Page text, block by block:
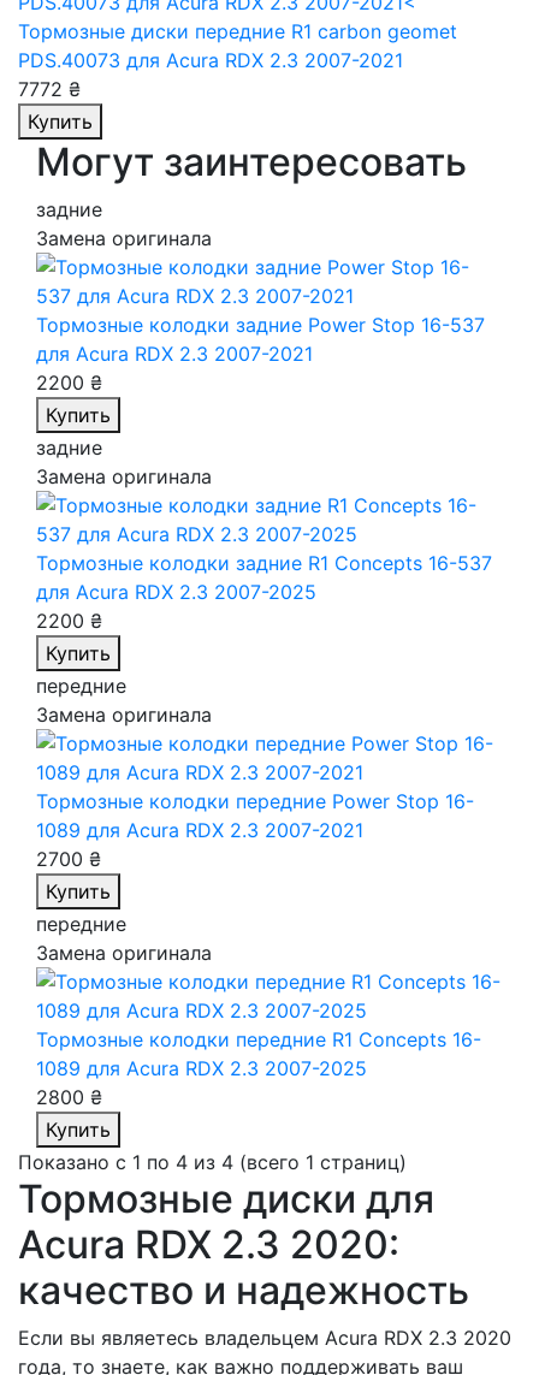
Тормозные диски передние R1 carbon geomet
PDS.40073 для Acura RDX 2.3 2007-2021
7772 ₴
Купить
Могут заинтересовать
задние
Замена оригинала
Тормозные колодки задние Power Stop 16-537
для Acura RDX 2.3 2007-2021
2200 ₴
Купить
задние
Замена оригинала
Тормозные колодки задние R1 Concepts 16-537
для Acura RDX 2.3 2007-2025
2200 ₴
Купить
передние
Замена оригинала
Тормозные колодки передние Power Stop 16-
1089 для Acura RDX 2.3 2007-2021
2700 ₴
Купить
передние
Замена оригинала
Тормозные колодки передние R1 Concepts 16-
1089 для Acura RDX 2.3 2007-2025
2800 ₴
Купить
Показано с 1 по 4 из 4 (всего 1 страниц)
Тормозные диски для
Acura RDX 2.3 2020:
качество и надежность
Если вы являетесь владельцем Acura RDX 2.3 2020
года, то знаете, как важно поддерживать ваш